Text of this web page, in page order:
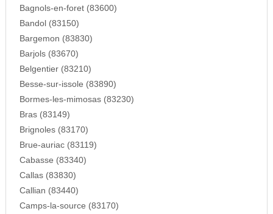
Bagnols-en-foret (83600)
Bandol (83150)
Bargemon (83830)
Barjols (83670)
Belgentier (83210)
Besse-sur-issole (83890)
Bormes-les-mimosas (83230)
Bras (83149)
Brignoles (83170)
Brue-auriac (83119)
Cabasse (83340)
Callas (83830)
Callian (83440)
Camps-la-source (83170)